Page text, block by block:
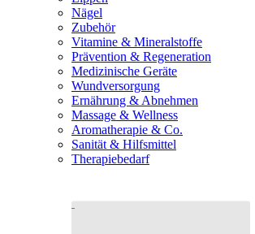
Nägel
Zubehör
Vitamine & Mineralstoffe
Prävention & Regeneration
Medizinische Geräte
Wundversorgung
Ernährung & Abnehmen
Massage & Wellness
Aromatherapie & Co.
Sanität & Hilfsmittel
Therapiebedarf